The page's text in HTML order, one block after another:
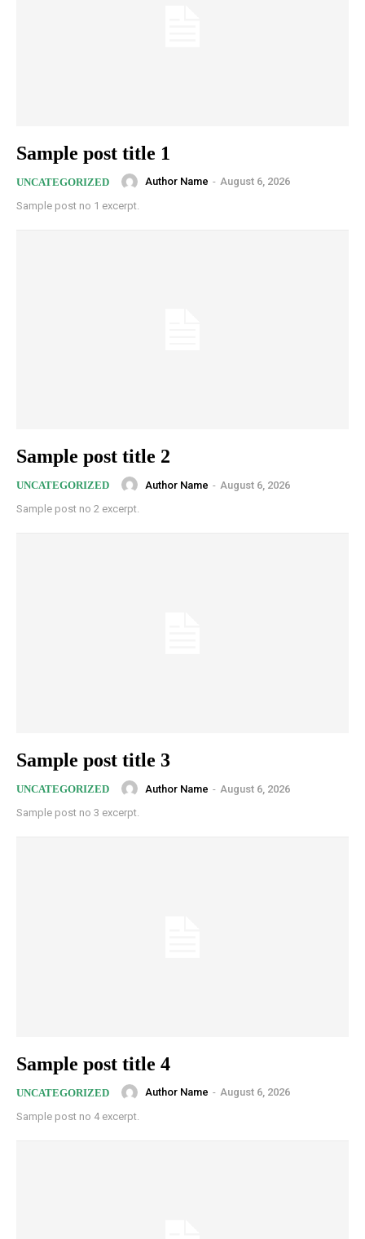
Sample post title 1
UNCATEGORIZED Author Name - August 6, 2026
Sample post no 1 excerpt.
Sample post title 2
UNCATEGORIZED Author Name - August 6, 2026
Sample post no 2 excerpt.
Sample post title 3
UNCATEGORIZED Author Name - August 6, 2026
Sample post no 3 excerpt.
Sample post title 4
UNCATEGORIZED Author Name - August 6, 2026
Sample post no 4 excerpt.